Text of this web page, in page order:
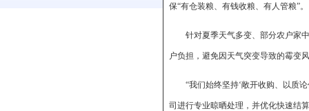
保“有仓装粮、有钱收粮、有人管粮”。
针对夏季天气多变、部分农户家
户负担，避免因天气突变导致的霉变
“我们始终坚持‘敞开收购、以质
司进行专业晾晒处理，并优化快速结